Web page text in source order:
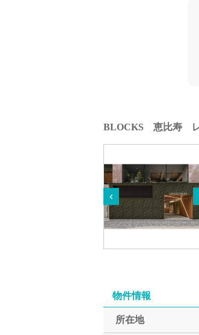
BLOCKS 恵比寿 レ
物件情報
所在地